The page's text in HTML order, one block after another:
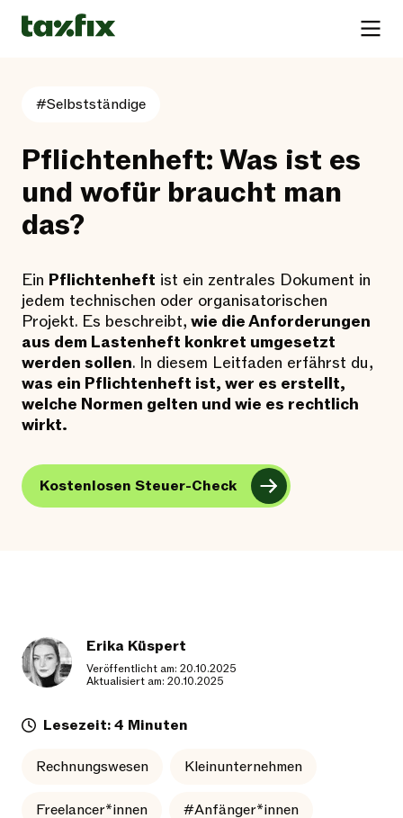
#Selbstständige
Pflichtenheft: Was ist es
und wofür braucht man
das?
Ein Pflichtenheft ist ein zentrales Dokument in
jedem technischen oder organisatorischen
Projekt. Es beschreibt, wie die Anforderungen
aus dem Lastenheft konkret umgesetzt
werden sollen. In diesem Leitfaden erfährst du,
was ein Pflichtenheft ist, wer es erstellt,
welche Normen gelten und wie es rechtlich
wirkt.
Kostenlosen Steuer-Check
Erika Küspert
Veröffentlicht am: 20.10.2025
Aktualisiert am: 20.10.2025
Lesezeit: 4 Minuten
Rechnungswesen Kleinunternehmen
Freelancer*innen #Anfänger*innen